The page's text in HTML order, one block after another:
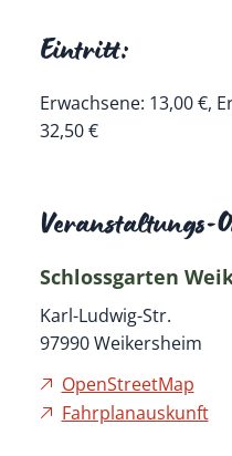
Eintritt:
Erwachsene: 13,00 €,
32,50 €
Veranstaltungs-
Schlossgarten
Karl-Ludwig-Str.
97990 Weikersheim
OpenStreetMap
Fahrplanauskunft